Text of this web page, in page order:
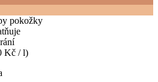
pokožky
Kč / l)